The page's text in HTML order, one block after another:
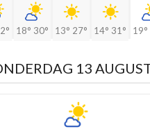
18° 30° 13° 27° 14° 31° 19°
13